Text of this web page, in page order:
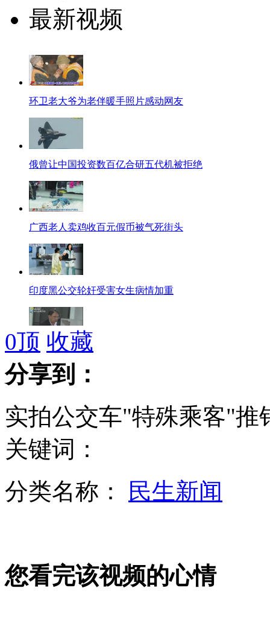
最新视频
环卫老大爷为老伴暖手照片感动网友
俄曾让中国投资数百亿合研五代机被拒绝
广西老人卖鸡收百元假币被气死街头
印度黑公交轮奸受害女生病情加重
人物：日本新任驻华大使——木寺昌人
特警独斗公车贼 乘客不愿帮忙拨110
俄称俄中军事合作不针对第三方
0顶 收藏
分享到：
实拍公交车"特殊乘客"推
关键词：
分类名称：
民生新闻
您看完该视频的心情